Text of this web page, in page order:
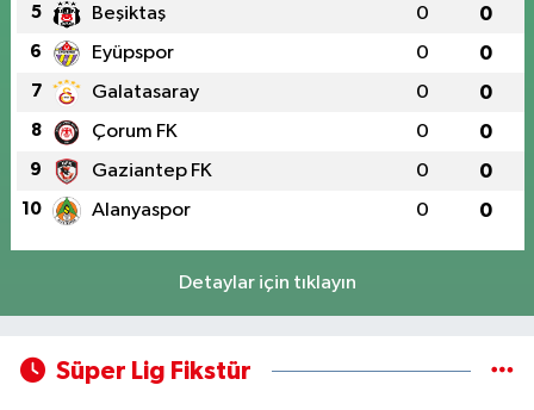
5 Beşiktaş 0 0
6 Eyüpspor 0 0
7 Galatasaray 0 0
8 Çorum FK 0 0
9 Gaziantep FK 0 0
10 Alanyaspor 0 0
Detaylar için tıklayın
Süper Lig Fikstür